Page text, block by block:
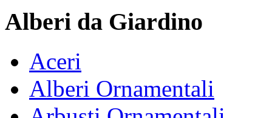
Alberi da Giardino
Aceri
Alberi Ornamentali